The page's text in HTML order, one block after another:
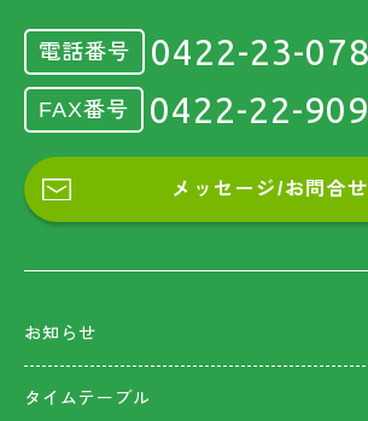
電話番号 0422-23-
FAX番号 0422-22-
メッセージ/お問合せ
お知らせ
タイムテーブル